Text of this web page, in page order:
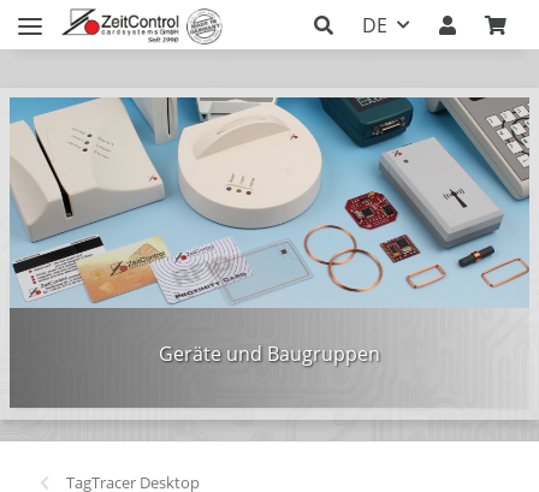
DE
Geräte und Baugruppen
TagTracer Desktop